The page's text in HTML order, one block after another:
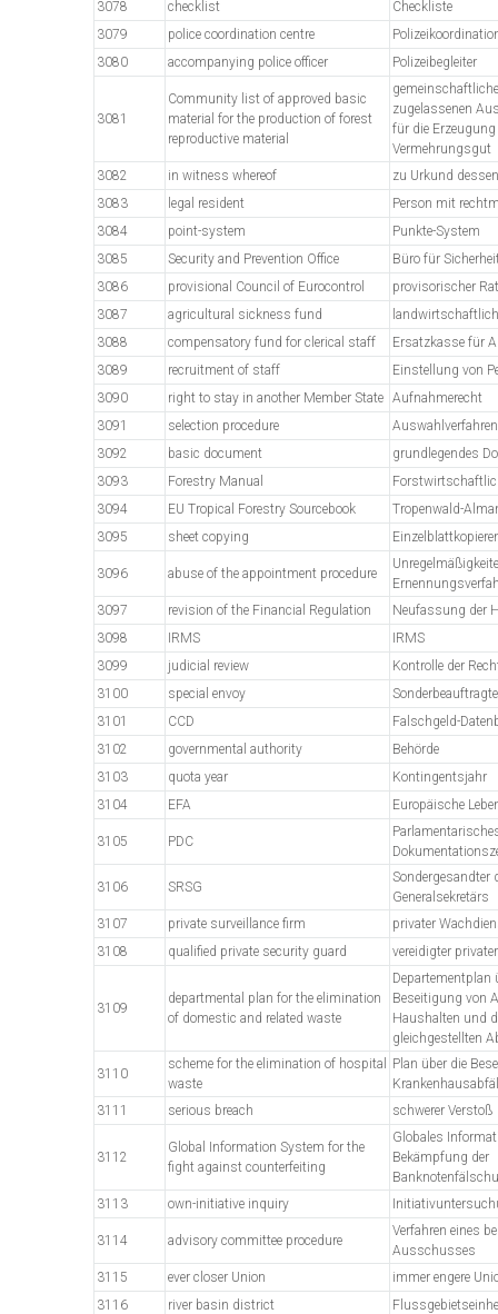
3078 checklist
Checkliste
3079
police coordination centre
3080
accompanying police officer Polizeibegleiter
3081
Community list of approved basic
material for the production of forest
reproductive material
zugelassenen
für die
Vermehrungsgut
3082
in witness whereof
zu Urkund dessen
3083
legal resident
Person mit
3084
point-system
Punkte-System
3085
Security and Prevention Office
Büro für
3086
provisional Council of Eurocontrol
provisorischer
3087
agricultural sickness fund
3088
compensatory fund for clerical staff
Ersatzkasse für
3089
recruitment of staff
Einstellung von
3090
right to stay in another Member State Aufnahmerecht
3091
selection procedure
Auswahlverfahren
3092
basic document
grundlegendes
3093
Forestry Manual
3094
EU Tropical Forestry Sourcebook
Tropenwald-
3095
sheet copying
3096 abuse of the appointment procedure
3097
revision of the Financial Regulation
Neufassung der
3098
IRMS
IRMS
3099
judicial review
Kontrolle der
3100
special envoy
3101
CCD
Falschgeld-
3102
governmental authority
Behörde
3103
quota year
Kontingentsjahr
3104
EFA Europäische
3105 PDC
3106 SRSG
Sondergesandter
Generalsekretärs
3107
private surveillance firm
privater
3108
qualified private security guard vereidigter
3109
departmental plan for the elimination
of domestic and related waste
Departementplan
Beseitigung von
Haushalten und
gleichgestellten
3110
scheme for the elimination of hospital
waste
Plan über die
3111
serious breach schwerer Verstoß
3112
Global Information System for the
fight against counterfeiting
Globales
Bekämpfung der
3113
own-initiative inquiry
3114 advisory committee procedure
Verfahren eines
Ausschusses
3115
ever closer Union
immer engere
3116
river basin district